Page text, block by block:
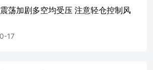
荡加剧多空均受压 注意轻仓控制风
17